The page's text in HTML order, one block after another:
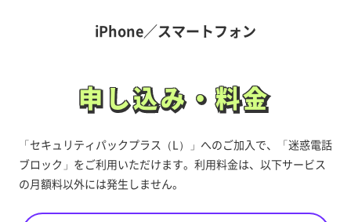
iPhone／スマートフォン
申し込み・料金
申し込み・料金
「セキュリティパックプラス（L）」へのご加入で、「迷惑電話
ブロック」をご利用いただけます。利用料金は、以下サービス
の月額料以外には発生しません。